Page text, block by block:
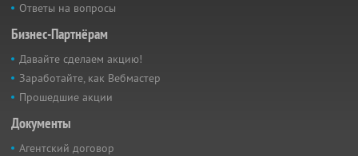
Ответы на вопросы
Бизнес-Партнёрам
Давайте сделаем акцию!
Заработайте, как Вебмастер
Прошедшие акции
Документы
Агентский договор